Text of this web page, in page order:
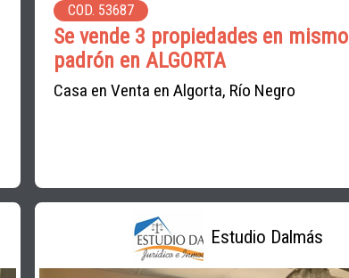
COD. 53687
Se vende 3 propiedades en mismo
padrón en ALGORTA
Casa en Venta en Algorta, Río Negro
Estudio Dalmás